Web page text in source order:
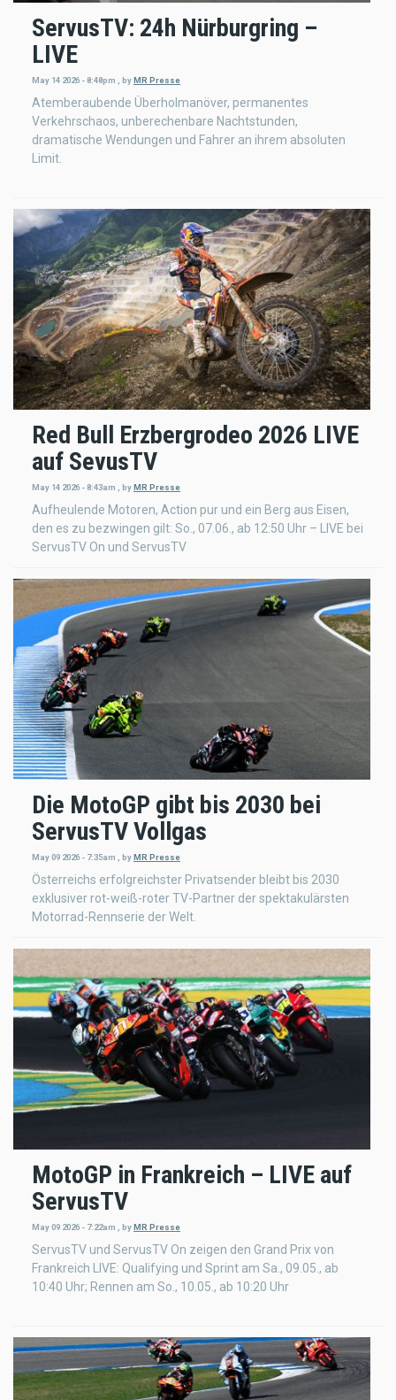
ServusTV: 24h Nürburgring –
LIVE
May 14 2026 - 8:48pm byMR Presse
Atemberaubende Überholmanöver, permanentes
Verkehrschaos, unberechenbare Nachtstunden,
dramatische Wendungen und Fahrer an ihrem absoluten
Limit.
Red Bull Erzbergrodeo 2026 LIVE
auf SevusTV
May 14 2026 - 8:43am , byMR Presse
Aufheulende Motoren, Action pur und ein Berg aus Eisen,
den es zu bezwingen gilt: So., 07.06., ab 12:50 Uhr – LIVE bei
ServusTV On und ServusTV
Die MotoGP gibt bis 2030 bei
ServusTV Vollgas
May 09 2026 - 7:35am , byMR Presse
Österreichs erfolgreichster Privatsender bleibt bis 2030
exklusiver rot-weiß-roter TV-Partner der spektakulärsten
Motorrad-Rennserie der Welt.
MotoGP in Frankreich – LIVE auf
ServusTV
May 09 2026 - 7:22am , by MR Presse
ServusTV und ServusTV On zeigen den Grand Prix von
Frankreich LIVE: Qualifying und Sprint am Sa., 09.05., ab
10:40 Uhr; Rennen am So., 10.05., ab 10:20 Uhr